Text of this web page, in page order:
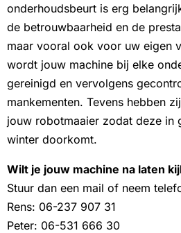
onderhoudsbeurt is erg
de betrouwbaarheid en de
maar vooral ook voor uw eigen
wordt jouw machine bij elke
gereinigd en vervolgens
mankementen. Tevens hebben
jouw robotmaaier zodat deze in
winter doorkomt.
Wilt je jouw machine na laten
Stuur dan een mail of neem
Rens: 06-237 907 31
Peter: 06-531 666 30